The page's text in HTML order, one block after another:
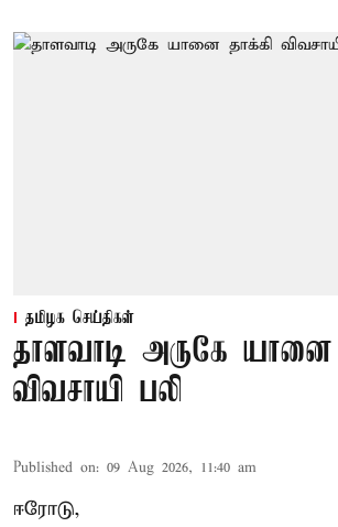
தமிழக செய்திகள்
தாளவாடி அருகே யானை
விவசாயி பலி
Published on: 09 Aug 2026, 11:40 am
ஈரோடு,